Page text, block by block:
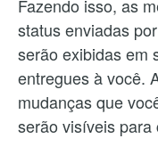
Fazendo isso, as
status enviadas
serão exibidas em
entregues à você.
mudanças que
serão visíveis para